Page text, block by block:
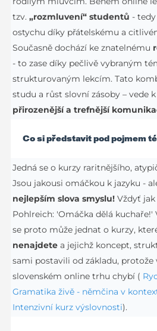
tzv.„rozmluvení“ studentů -
ostychu díky přátelskému a
Současně dochází ke znatelnému
- to zase díky pečlivě vybraným
strukturovaným lekcím. Tato
studu a růst slovní zásoby – vede k
přirozenější a trefnější
Co si představit pod pojmem
Jedná se o kurzy raritnějšího,
Jsou jakousi omáčkou k jazyku -
nejlepším slova smyslu! Vždyť jak
Pohlreich: 'Omáčka dělá
se proto může jednat o kurzy,
nenajdete a jejichž koncept,
sami postavili od základu, protože
slovenském online trhu chybí (
Gramatika živě - němčina v
Intenzivní kurz výslovnosti).